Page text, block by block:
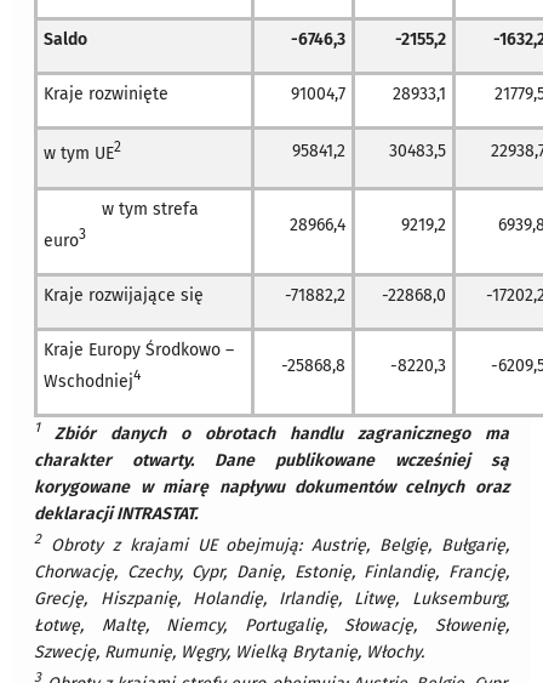
Saldo -6746,3 -2155,2 -
Kraje rozwinięte 91004,7 28933,1
w tym UE2 95841,2 30483,5
w tym strefa
euro3 28966,4 9219,2
Kraje rozwijające się -71882,2 -22868,0 -
Kraje Europy Środkowo –
Wschodniej4 -25868,8 -8220,3 -
1 Zbiór danych o obrotach handlu zagranicznego ma
charakter otwarty. Dane publikowane wcześniej są
korygowane w miarę napływu dokumentów celnych oraz
deklaracji INTRASTAT.
2
Obroty z krajami UE obejmują: Austrię, Belgię, Bułgarię,
Chorwację, Czechy, Cypr, Danię, Estonię, Finlandię, Francję,
Grecję, Hiszpanię, Holandię, Irlandię, Litwę, Luksemburg,
Łotwę, Maltę, Niemcy, Portugalię, Słowację, Słowenię,
Szwecję, Rumunię, Węgry, Wielką Brytanię, Włochy.
3